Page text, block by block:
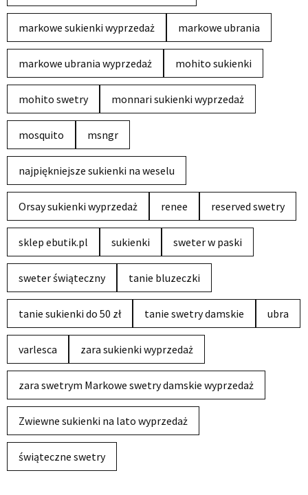
markowe sukienki wyprzedaż markowe ubrania
markowe ubrania wyprzedaż mohito sukienki
mohito swetry monnari sukienki wyprzedaż
mosquito msngr
najpiękniejsze sukienki na weselu
Orsay sukienki wyprzedaż renee reserved swetry
sklep ebutik.pl sukienki sweter w paski
sweter świąteczny tanie bluzeczki
tanie sukienki do 50 zł tanie swetry damskie ubra
varlesca zara sukienki wyprzedaż
zara swetrym Markowe swetry damskie wyprzedaż
Zwiewne sukienki na lato wyprzedaż
świąteczne swetry